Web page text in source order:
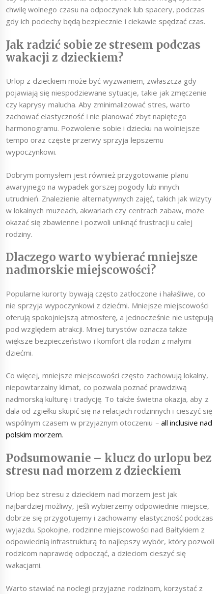
chwilę wolnego czasu na odpoczynek lub spacery, podczas
gdy ich pociechy będą bezpiecznie i ciekawie spędzać czas.
Jak radzić sobie ze stresem podczas
wakacji z dzieckiem?
Urlop z dzieckiem może być wyzwaniem, zwłaszcza gdy
pojawiają się niespodziewane sytuacje, takie jak zmęczenie
czy kaprysy malucha. Aby zminimalizować stres, warto
zachować elastyczność i nie planować zbyt napiętego
harmonogramu. Pozwolenie sobie i dziecku na wolniejsze
tempo oraz częste przerwy sprzyja lepszemu
wypoczynkowi.
Dobrym pomysłem jest również przygotowanie planu
awaryjnego na wypadek gorszej pogody lub innych
utrudnień. Znalezienie alternatywnych zajęć, takich jak wizyty
w lokalnych muzeach, akwariach czy centrach zabaw, może
okazać się zbawienne i pozwoli uniknąć frustracji u całej
rodziny.
Dlaczego warto wybierać mniejsze
nadmorskie miejscowości?
Popularne kurorty bywają często zatłoczone i hałaśliwe, co
nie sprzyja wypoczynkowi z dziećmi. Mniejsze miejscowości
oferują spokojniejszą atmosferę, a jednocześnie nie ustępują
pod względem atrakcji. Mniej turystów oznacza także
większe bezpieczeństwo i komfort dla rodzin z małymi
dziećmi.
Co więcej, mniejsze miejscowości często zachowują lokalny,
niepowtarzalny klimat, co pozwala poznać prawdziwą
nadmorską kulturę i tradycję. To także świetna okazja, aby z
dala od zgiełku skupić się na relacjach rodzinnych i cieszyć się
wspólnym czasem w przyjaznym otoczeniu – all inclusive nad
polskim morzem.
Podsumowanie – klucz do urlopu bez
stresu nad morzem z dzieckiem
Urlop bez stresu z dzieckiem nad morzem jest jak
najbardziej możliwy, jeśli wybierzemy odpowiednie miejsce,
dobrze się przygotujemy i zachowamy elastyczność podczas
wyjazdu. Spokojne, rodzinne miejscowości nad Bałtykiem z
odpowiednią infrastrukturą to najlepszy wybór, który pozwoli
rodzicom naprawdę odpocząć, a dzieciom cieszyć się
wakacjami.
Warto stawiać na noclegi przyjazne rodzinom, korzystać z